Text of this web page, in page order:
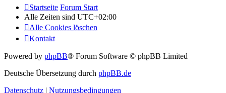
Startseite Forum Start
Alle Zeiten sind UTC+02:00
Alle Cookies löschen
Kontakt
Powered by phpBB® Forum Software © phpBB Limited
Deutsche Übersetzung durch phpBB.de
Datenschutz | Nutzungsbedingungen